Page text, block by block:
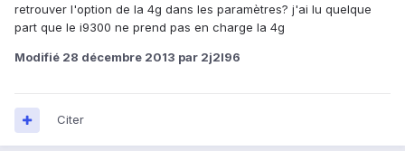
retrouver l'option de la 4g dans les paramètres? j'ai lu quelque
part que le i9300 ne prend pas en charge la 4g
Modifié 28 décembre 2013 par 2j2l96
Citer